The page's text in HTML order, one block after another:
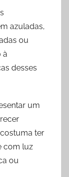
azuladas,
ou
à
desses
um
ter
com luz
ou